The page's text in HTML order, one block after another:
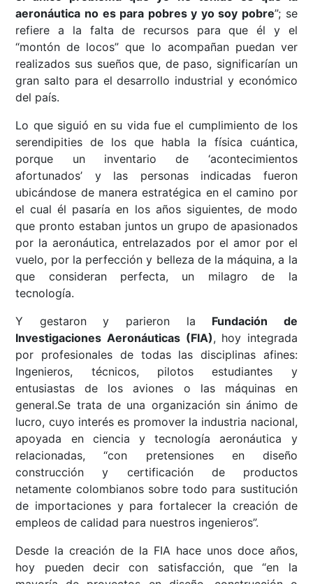
aeronáutica no es para pobres y yo soy pobre”; se
refiere a la falta de recursos para que él y el
“montón de locos” que lo acompañan puedan ver
realizados sus sueños que, de paso, significarían un
gran salto para el desarrollo industrial y económico
del país.
Lo que siguió en su vida fue el cumplimiento de los
serendipities de los que habla la física cuántica,
porque un inventario de ‘acontecimientos
afortunados’ y las personas indicadas fueron
ubicándose de manera estratégica en el camino por
el cual él pasaría en los años siguientes, de modo
que pronto estaban juntos un grupo de apasionados
por la aeronáutica, entrelazados por el amor por el
vuelo, por la perfección y belleza de la máquina, a la
que consideran perfecta, un milagro de la
tecnología.
Y gestaron y parieron la Fundación de
Investigaciones Aeronáuticas (FIA), hoy integrada
por profesionales de todas las disciplinas afines:
Ingenieros, técnicos, pilotos estudiantes y
entusiastas de los aviones o las máquinas en
general.Se trata de una organización sin ánimo de
lucro, cuyo interés es promover la industria nacional,
apoyada en ciencia y tecnología aeronáutica y
relacionadas, “con pretensiones en diseño
construcción y certificación de productos
netamente colombianos sobre todo para sustitución
de importaciones y para fortalecer la creación de
empleos de calidad para nuestros ingenieros”.
Desde la creación de la FIA hace unos doce años,
hoy pueden decir con satisfacción, que “en la